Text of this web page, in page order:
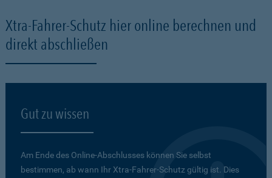
Xtra-Fahrer-Schutz hier online berechnen und
direkt abschließen
Gut zu wissen
Am Ende des Online-Abschlusses können Sie selbst
bestimmen, ab wann Ihr Xtra-Fahrer-Schutz gültig ist. Dies